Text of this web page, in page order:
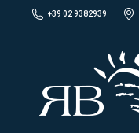
+39 02 9382939